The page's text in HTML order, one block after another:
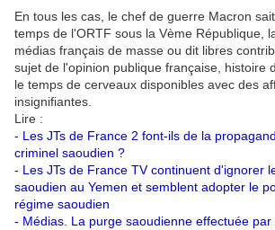
En tous les cas, le chef de guerre Macron
temps de l'ORTF sous la Vème République,
médias français de masse ou dit libres
sujet de l'opinion publique française, histoire
le temps de cerveaux disponibles avec des
insignifiantes.
Lire :
- Les JTs de France 2 font-ils de la
criminel saoudien ?
- Les JTs de France TV continuent d'ignorer
saoudien au Yemen et semblent adopter le
régime saoudien
- Médias. La purge saoudienne effectuée par